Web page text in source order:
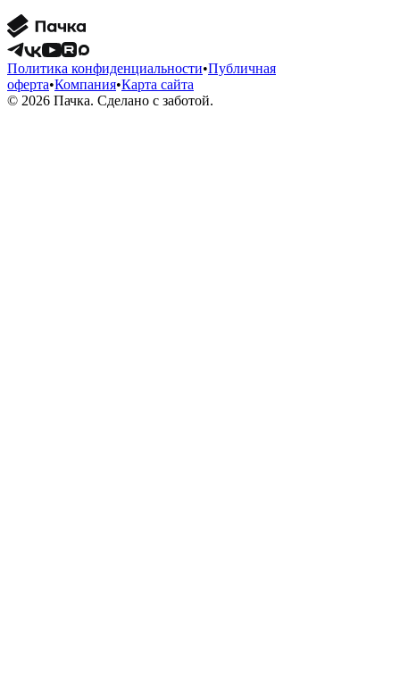
Политика конфиденциальности•Публичная
оферта•Компания•Карта сайта
© 2026 Пачка. Сделано с заботой.